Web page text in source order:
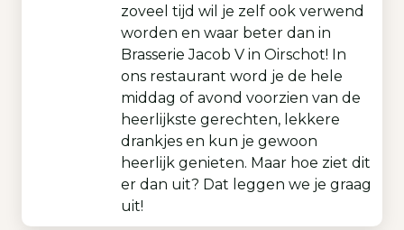
zoveel tijd wil je zelf ook verwend
worden en waar beter dan in
Brasserie Jacob V in Oirschot! In
ons restaurant word je de hele
middag of avond voorzien van de
heerlijkste gerechten, lekkere
drankjes en kun je gewoon
heerlijk genieten. Maar hoe ziet dit
er dan uit? Dat leggen we je graag
uit!